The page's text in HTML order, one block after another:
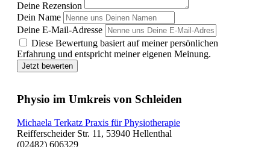
Deine Rezension
Dein Name
Deine E-Mail-Adresse
Diese Bewertung basiert auf meiner persönlichen
Erfahrung und entspricht meiner eigenen Meinung.
Jetzt bewerten
Physio im Umkreis von Schleiden
Michaela Terkatz Praxis für Physiotherapie
Reifferscheider Str. 11, 53940 Hellenthal
(02482) 606329